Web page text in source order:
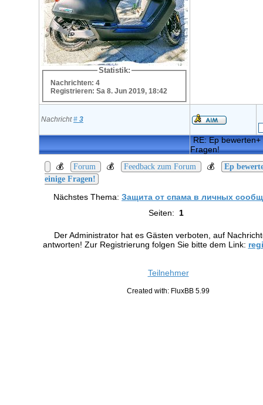
Statistik:
Nachrichten: 4
Registrieren: Sa 8. Jun 2019, 18:42
Nachricht# 3
RE: Ep bewerten+
Fragen!
💰
Forum 💰 Feedback zum Forum 💰
Ep
einige Fragen!
Nächstes Thema: Защита от спама в личных
Seiten: 1
Der Administrator hat es Gästen verboten, auf
antworten! Zur Registrierung folgen Sie bitte dem Link:
Teilnehmer
Created with: FluxBB 5.99